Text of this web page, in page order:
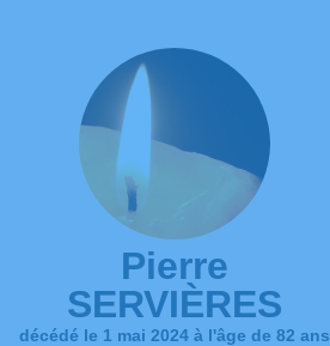
Pierre
SERVIÈRES
décédé le 1 mai 2024 à l'âge de 82 ans